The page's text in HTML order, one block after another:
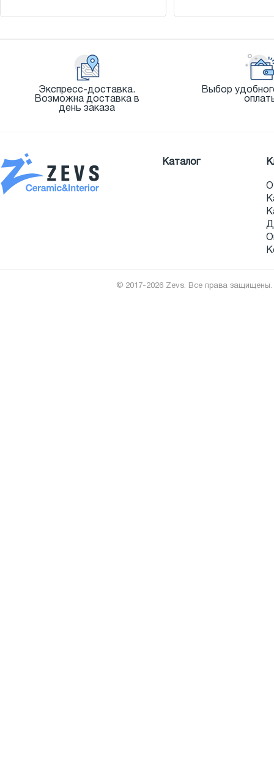
Экспресс-доставка.
Возможна доставка в
день заказа
Выбор
Каталог
О
© 2017-2026 Zevs. Все права